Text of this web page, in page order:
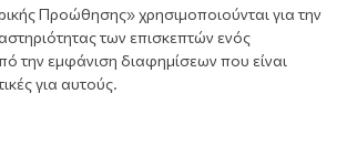
Προώθησης» χρησιμοποιούνται για την
των επισκεπτών ενός
την εμφάνιση διαφημίσεων που είναι
για αυτούς.